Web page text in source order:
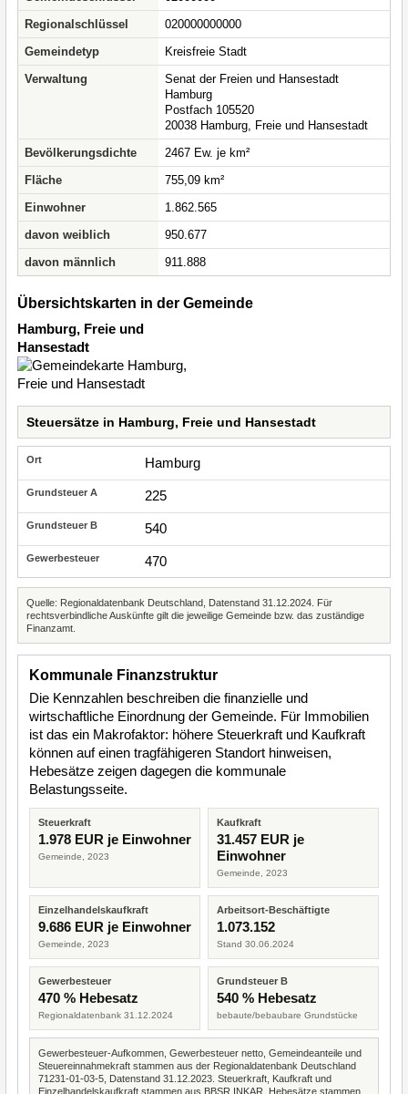
Regionalschlüssel
020000000000
Gemeindetyp
Kreisfreie Stadt
Verwaltung
Senat der Freien und Hansestadt
Hamburg
Postfach 105520
20038 Hamburg, Freie und Hansestadt
Bevölkerungsdichte
2467 Ew. je km²
Fläche
755,09 km²
Einwohner
1.862.565
davon weiblich
950.677
davon männlich
911.888
Übersichtskarten in der Gemeinde
Hamburg, Freie und
Hansestadt
Steuersätze in Hamburg, Freie und Hansestadt
Hamburg
225
540
470
Quelle: Regionaldatenbank Deutschland, Datenstand 31.12.2024. Für
rechtsverbindliche Auskünfte gilt die jeweilige Gemeinde bzw. das zuständige
Finanzamt.
Kommunale Finanzstruktur
Die Kennzahlen beschreiben die finanzielle und
wirtschaftliche Einordnung der Gemeinde. Für Immobilien
ist das ein Makrofaktor: höhere Steuerkraft und Kaufkraft
können auf einen tragfähigeren Standort hinweisen,
Hebesätze zeigen dagegen die kommunale
Belastungsseite.
Steuerkraft
1.978 EUR je Einwohner
Gemeinde, 2023
Kaufkraft
31.457 EUR je
Einwohner
Gemeinde, 2023
Einzelhandelskaufkraft
9.686 EUR je Einwohner
Gemeinde, 2023
Arbeitsort-Beschäftigte
1.073.152
Stand 30.06.2024
Gewerbesteuer
470 % Hebesatz
Regionaldatenbank 31.12.2024
Grundsteuer B
540 % Hebesatz
bebaute/bebaubare Grundstücke
Gewerbesteuer-Aufkommen, Gewerbesteuer netto, Gemeindeanteile und
Steuereinnahmekraft stammen aus der Regionaldatenbank Deutschland
71231-01-03-5, Datenstand 31.12.2023. Steuerkraft, Kaufkraft und
Einzelhandelskaufkraft stammen aus BBSR INKAR. Hebesätze stammen